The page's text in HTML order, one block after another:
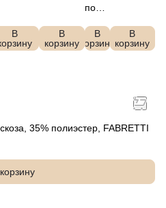
В
I
В
корзину
пода
ый
C220
В
корзину
I
В
корзину
35% полиэстер, FABRETTI